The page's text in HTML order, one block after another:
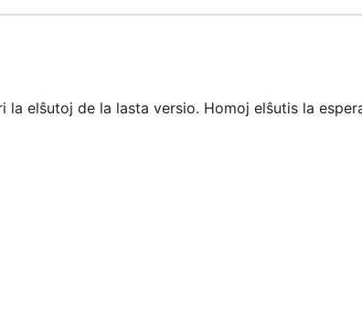
elŝutoj de la lasta versio. Homoj elŝutis la